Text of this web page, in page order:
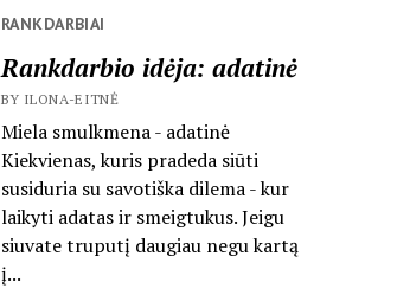
RANKDARBIAI
Rankdarbio idėja: adatinė
BY ILONA-EITNĖ
Miela smulkmena - adatinė
Kiekvienas, kuris pradeda siūti
susiduria su savotiška dilema - kur
laikyti adatas ir smeigtukus. Jeigu
siuvate truputį daugiau negu kartą
į...